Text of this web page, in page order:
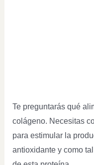
Te preguntarás qué
colágeno. Necesitas
para estimular la
antioxidante y como